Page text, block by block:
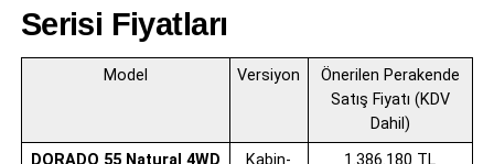
Serisi Fiyatları
Model Versiyon
Önerilen Perakende
Satış Fiyatı (KDV
Dahil)